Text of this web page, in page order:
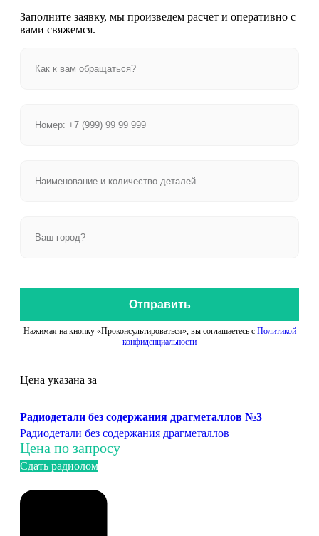
Заполните заявку, мы произведем расчет и оперативно с
вами свяжемся.
Отправить
Нажимая на кнопку «Проконсультироваться», вы соглашаетесь с Политикой
конфиденциальности
Цена указана за
Радиодетали без содержания драгметаллов №3
Радиодетали без содержания драгметаллов
Цена по запросу
Сдать радиолом